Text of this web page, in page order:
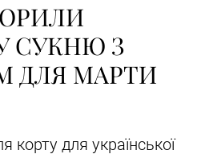
СУКНЮ З
ДЛЯ МАРТИ
корту для української